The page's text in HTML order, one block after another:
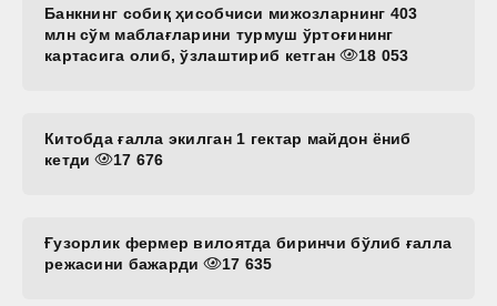
Банкнинг собиқ ҳисобчиси мижозларнинг 403
млн сўм маблағларини турмуш ўртоғининг
картасига олиб, ўзлаштириб кетган
18 053
Китобда ғалла экилган 1 гектар майдон ёниб
кетди
17 676
Ғузорлик фермер вилоятда биринчи бўлиб ғалла
режасини бажарди
17 635